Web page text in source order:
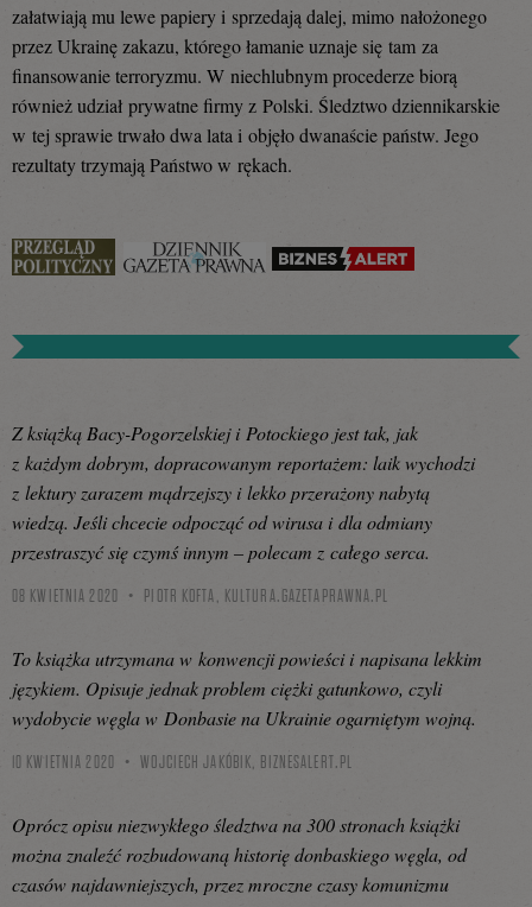
załatwiają mu lewe papiery i sprzedają dalej, mimo nałożonego
przez Ukrainę zakazu, którego łamanie uznaje się tam za
finansowanie terroryzmu. W niechlubnym procederze biorą
również udział prywatne firmy z Polski. Śledztwo dziennikarskie
w tej sprawie trwało dwa lata i objęło dwanaście państw. Jego
rezultaty trzymają Państwo w rękach.
Z książką Bacy-Pogorzelskiej i Potockiego jest tak, jak
z każdym dobrym, dopracowanym reportażem: laik wychodzi
z lektury zarazem mądrzejszy i lekko przerażony nabytą
wiedzą. Jeśli chcecie odpocząć od wirusa i dla odmiany
przestraszyć się czymś innym – polecam z całego serca.
08 KWIETNIA 2020 PIOTR KOFTA, KULTURA.GAZETAPRAWNA.PL
To książka utrzymana w konwencji powieści i napisana lekkim
językiem. Opisuje jednak problem ciężki gatunkowo, czyli
wydobycie węgla w Donbasie na Ukrainie ogarniętym wojną.
10 KWIETNIA 2020 WOJCIECH JAKÓBIK, BIZNESALERT.PL
Oprócz opisu niezwykłego śledztwa na 300 stronach książki
można znaleźć rozbudowaną historię donbaskiego węgla, od
czasów najdawniejszych, przez mroczne czasy komunizmu